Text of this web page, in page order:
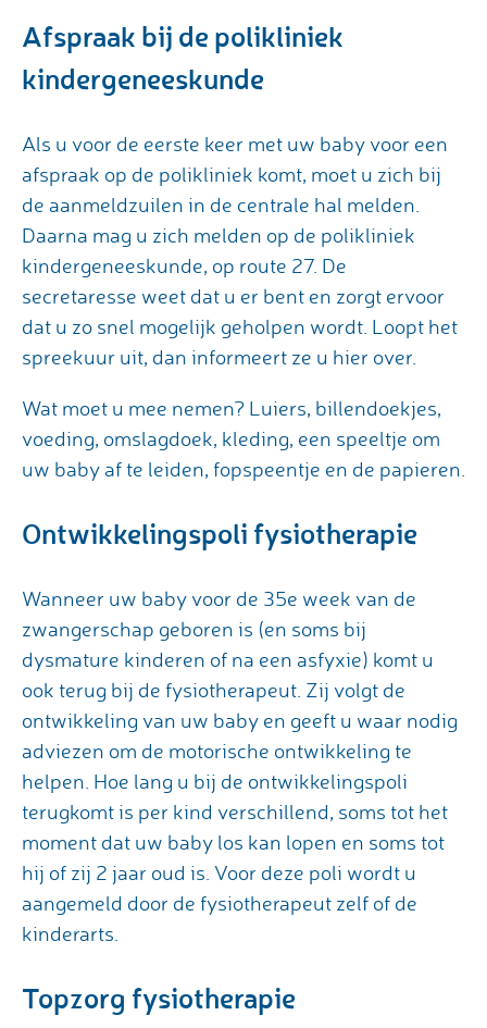
Afspraak bij de polikliniek
kindergeneeskunde
Als u voor de eerste keer met uw baby voor een
afspraak op de polikliniek komt, moet u zich bij
de aanmeldzuilen in de centrale hal melden.
Daarna mag u zich melden op de polikliniek
kindergeneeskunde, op route 27. De
secretaresse weet dat u er bent en zorgt ervoor
dat u zo snel mogelijk geholpen wordt. Loopt het
spreekuur uit, dan informeert ze u hier over.
Wat moet u mee nemen? Luiers, billendoekjes,
voeding, omslagdoek, kleding, een speeltje om
uw baby af te leiden, fopspeentje en de papieren.
Ontwikkelingspoli fysiotherapie
Wanneer uw baby voor de 35e week van de
zwangerschap geboren is (en soms bij
dysmature kinderen of na een asfyxie) komt u
ook terug bij de fysiotherapeut. Zij volgt de
ontwikkeling van uw baby en geeft u waar nodig
adviezen om de motorische ontwikkeling te
helpen. Hoe lang u bij de ontwikkelingspoli
terugkomt is per kind verschillend, soms tot het
moment dat uw baby los kan lopen en soms tot
hij of zij 2 jaar oud is. Voor deze poli wordt u
aangemeld door de fysiotherapeut zelf of de
kinderarts.
Topzorg fysiotherapie